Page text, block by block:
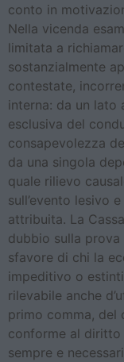
conto in
Nella vicenda
limitata a
sostanzialmente
contestate,
interna: da un lato
esclusiva del
consapevolezza
da una singola
quale rilievo
sull’evento lesivo
attribuita. La
dubbio sulla
sfavore di chi la
impeditivo o
rilevabile anche
primo comma, del
conforme al diritto
sempre e